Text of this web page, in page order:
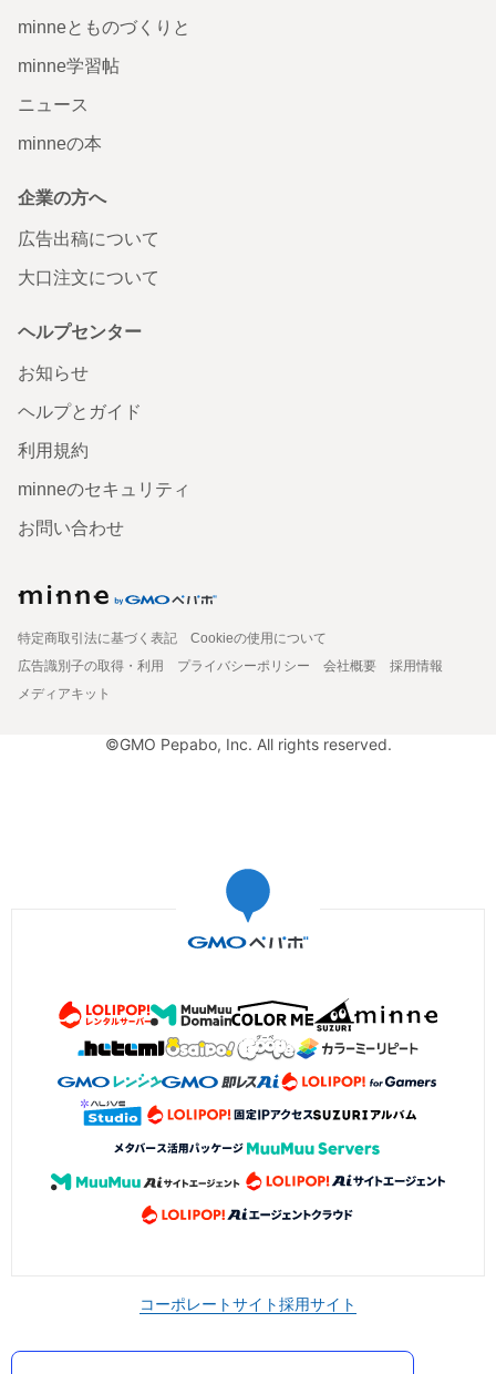
minneとものづくりと
minne学習帖
ニュース
minneの本
企業の方へ
広告出稿について
大口注文について
ヘルプセンター
お知らせ
ヘルプとガイド
利用規約
minneのセキュリティ
お問い合わせ
特定商取引法に基づく表記
Cookieの使用について
広告識別子の取得・利用
プライバシーポリシー 会社概要
採用情報
メディアキット
©GMO Pepabo, Inc. All rights reserved.
コーポレートサイト採用サイト